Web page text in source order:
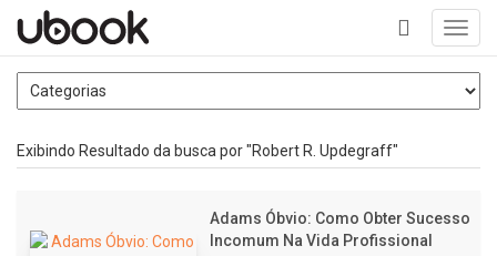
+
Exibindo Resultado da busca por "Robert R. Updegraff"
Adams Óbvio: Como Obter Sucesso
Incomum Na Vida Profissional